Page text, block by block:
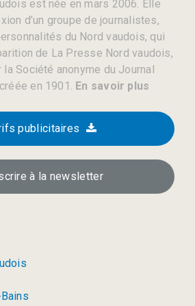
est née en mars 2006. Elle
d’un groupe de journalistes,
du Nord vaudois, qui
de La Presse Nord vaudois,
Société anonyme du Journal
en 1901. En savoir plus
publicitaires
à la newsletter